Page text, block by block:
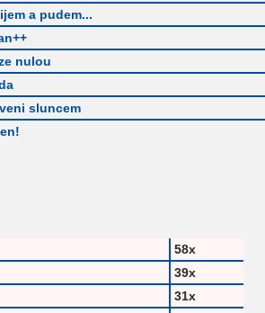
a pudem...
nulou
sluncem
58x
39x
31x